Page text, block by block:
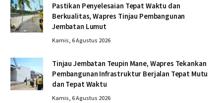
Pastikan Penyelesaian Tepat Waktu dan
Berkualitas, Wapres Tinjau Pembangunan
Jembatan Lumut
Kamis, 6 Agustus 2026
Tinjau Jembatan Teupin Mane, Wapres Tekankan
Pembangunan Infrastruktur Berjalan Tepat Mutu
dan Tepat Waktu
Kamis, 6 Agustus 2026